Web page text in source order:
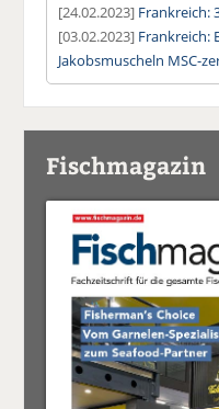
[24.02.2023] Frankreich:
[03.02.2023] Frankreich:
Jakobsmuscheln MSC-
Fischmagazin